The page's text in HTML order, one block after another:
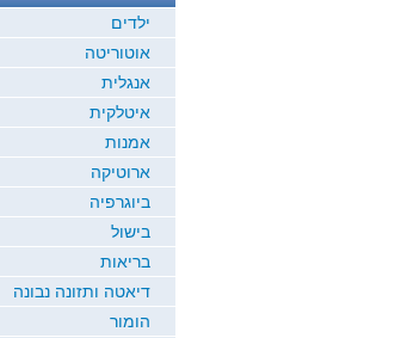
ילדים
אוטוריטה
אנגלית
איטלקית
אמנות
ארוטיקה
ביוגרפיה
בישול
בריאות
דיאטה ותזונה נבונה
הומור